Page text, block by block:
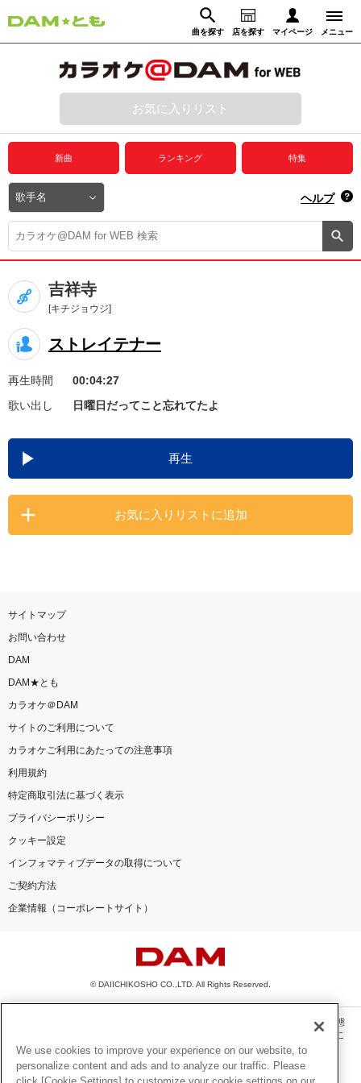
曲を探す 店を探す マイページ メニュー
動画からさがす 録音からさがす
ログイン
プレミアムサービス
DAM★とも動画
DAM★とも録音
カラオケ＠DAM
ユーザー検索
キャンペーン
お知らせ よくあるご質問
DAMの新曲・ランキングなど
カラオケ最新情報をチェック！
お気に入りリスト
新曲 ランキング 特集
ヘルプ
吉祥寺
[キチジョウジ]
ストレイテナー
再生時間
00:04:27
歌い出し
日曜日だってこと忘れてたよ
再生
お気に入りリストに追加
サイトマップ
お問い合わせ
DAM
DAM★とも
カラオケ＠DAM
サイトのご利用について
カラオケご利用にあたっての注意事項
利用規約
特定商取引法に基づく表示
プライバシーポリシー
クッキー設定
インフォマティブデータの取得について
ご契約方法
企業情報（コーポレートサイト）
© DAIICHIKOSHO CO.,LTD. All Rights Reserved.
このサイトに掲載されている一切の文章・画像・写真・動画・音声等を、手段や形態
を問わず、著作権法の定める範囲を超えて無断で複製、転載、ファイル化などするこ
とを禁じます。
楽曲及びコンテンツは、機種によりご利用いただけない場合があります。
We use cookies to improve your experience on our website, to
personalize content and ads and to analyze our traffic. Please